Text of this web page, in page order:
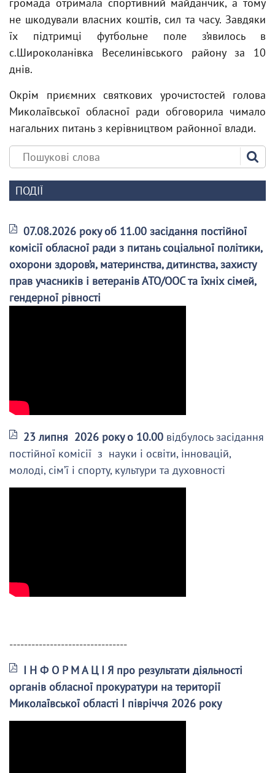
не шкодували власних коштів, сил та часу. Завдяки
їх підтримці футбольне поле з’явилось в
с.Широколанівка Веселинівського району за 10
днів.
Окрім приємних святкових урочистостей голова
Миколаївської обласної ради обговорила чимало
нагальних питань з керівництвом районної влади.
ПОДІЇ
07.08.2026 року об 11.00 засідання постійної
комісії обласної ради з питань соціальної політики,
охорони здоров’я, материнства, дитинства, захисту
прав учасників і ветеранів АТО/ООС та їхніх сімей,
гендерної рівності
23 липня 2026 року о 10.00 відбулось засідання
постійної комісії з науки і освіти, інновацій,
молоді, сім’ї і спорту, культури та духовності
--------------------------------
І Н Ф О Р М А Ц І Я про результати діяльності
органів обласної прокуратури на території
Миколаївської області І півріччя 2026 року